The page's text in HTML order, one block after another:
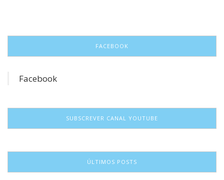
FACEBOOK
Facebook
SUBSCREVER CANAL YOUTUBE
ÚLTIMOS POSTS